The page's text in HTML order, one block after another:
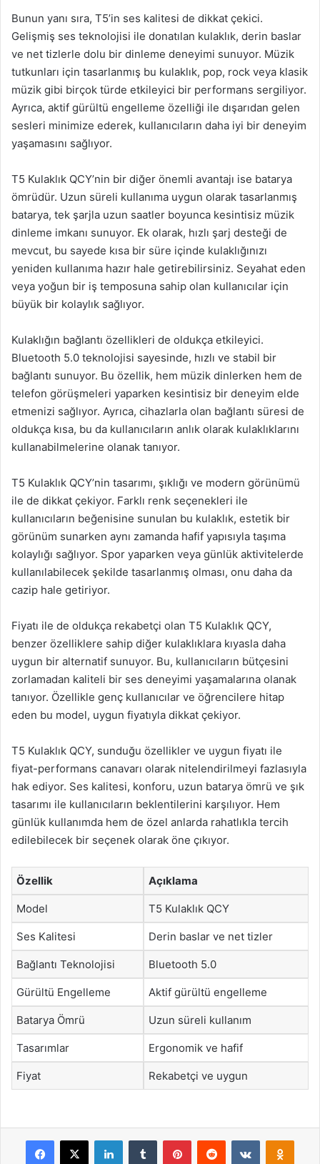
Bunun yanı sıra, T5’in ses kalitesi de dikkat çekici.
Gelişmiş ses teknolojisi ile donatılan kulaklık, derin baslar
ve net tizlerle dolu bir dinleme deneyimi sunuyor. Müzik
tutkunları için tasarlanmış bu kulaklık, pop, rock veya klasik
müzik gibi birçok türde etkileyici bir performans sergiliyor.
Ayrıca, aktif gürültü engelleme özelliği ile dışarıdan gelen
sesleri minimize ederek, kullanıcıların daha iyi bir deneyim
yaşamasını sağlıyor.
T5 Kulaklık QCY’nin bir diğer önemli avantajı ise batarya
ömrüdür. Uzun süreli kullanıma uygun olarak tasarlanmış
batarya, tek şarjla uzun saatler boyunca kesintisiz müzik
dinleme imkanı sunuyor. Ek olarak, hızlı şarj desteği de
mevcut, bu sayede kısa bir süre içinde kulaklığınızı
yeniden kullanıma hazır hale getirebilirsiniz. Seyahat eden
veya yoğun bir iş temposuna sahip olan kullanıcılar için
büyük bir kolaylık sağlıyor.
Kulaklığın bağlantı özellikleri de oldukça etkileyici.
Bluetooth 5.0 teknolojisi sayesinde, hızlı ve stabil bir
bağlantı sunuyor. Bu özellik, hem müzik dinlerken hem de
telefon görüşmeleri yaparken kesintisiz bir deneyim elde
etmenizi sağlıyor. Ayrıca, cihazlarla olan bağlantı süresi de
oldukça kısa, bu da kullanıcıların anlık olarak kulaklıklarını
kullanabilmelerine olanak tanıyor.
T5 Kulaklık QCY’nin tasarımı, şıklığı ve modern görünümü
ile de dikkat çekiyor. Farklı renk seçenekleri ile
kullanıcıların beğenisine sunulan bu kulaklık, estetik bir
görünüm sunarken aynı zamanda hafif yapısıyla taşıma
kolaylığı sağlıyor. Spor yaparken veya günlük aktivitelerde
kullanılabilecek şekilde tasarlanmış olması, onu daha da
cazip hale getiriyor.
Fiyatı ile de oldukça rekabetçi olan T5 Kulaklık QCY,
benzer özelliklere sahip diğer kulaklıklara kıyasla daha
uygun bir alternatif sunuyor. Bu, kullanıcıların bütçesini
zorlamadan kaliteli bir ses deneyimi yaşamalarına olanak
tanıyor. Özellikle genç kullanıcılar ve öğrencilere hitap
eden bu model, uygun fiyatıyla dikkat çekiyor.
T5 Kulaklık QCY, sunduğu özellikler ve uygun fiyatı ile
fiyat-performans canavarı olarak nitelendirilmeyi fazlasıyla
hak ediyor. Ses kalitesi, konforu, uzun batarya ömrü ve şık
tasarımı ile kullanıcıların beklentilerini karşılıyor. Hem
günlük kullanımda hem de özel anlarda rahatlıkla tercih
edilebilecek bir seçenek olarak öne çıkıyor.
Özellik Açıklama
Model T5 Kulaklık QCY
Ses Kalitesi Derin baslar ve net tizler
Bağlantı Teknolojisi Bluetooth 5.0
Gürültü Engelleme Aktif gürültü engelleme
Batarya Ömrü Uzun süreli kullanım
Tasarımlar Ergonomik ve hafif
Fiyat Rekabetçi ve uygun
Facebook
X LinkedInTumblr PinterestReddit VKontakte